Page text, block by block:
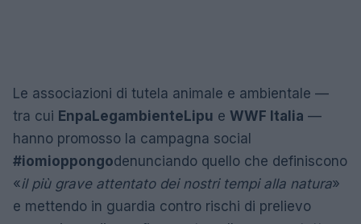
Le associazioni di tutela animale e ambientale —
tra cui Enpa Legambiente Lipu e WWF Italia —
hanno promosso la campagna social
#iomioppongodenunciando quello che definiscono
«il più grave attentato dei nostri tempi alla natura»
e mettendo in guardia contro rischi di prelievo